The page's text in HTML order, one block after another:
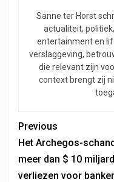
Sanne ter Horst
actualiteit,
entertainment en
verslaggeving,
die relevant zijn
context brengt zij
Previous
Het Archegos-
meer dan $ 10
verliezen voor